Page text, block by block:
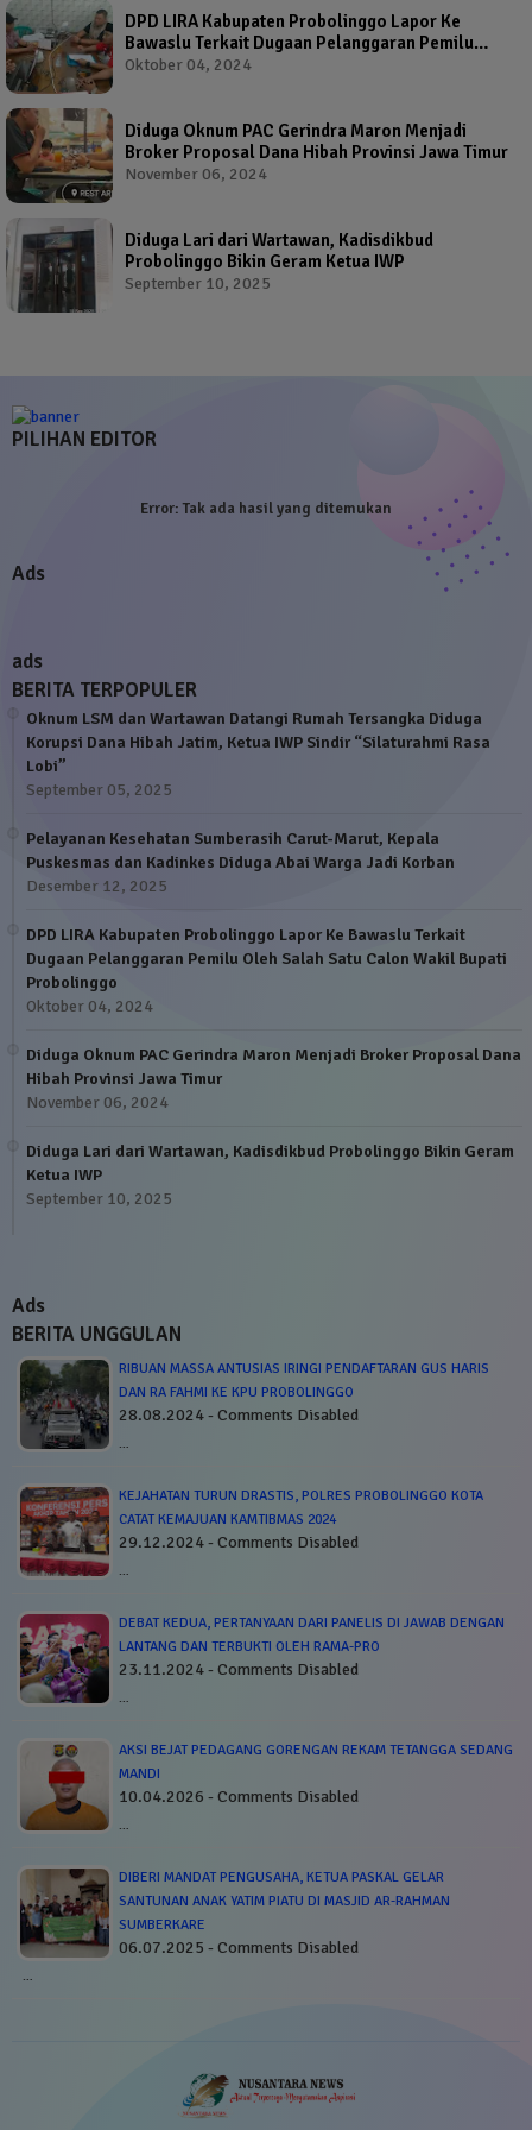
DPD LIRA Kabupaten Probolinggo Lapor Ke
Bawaslu Terkait Dugaan Pelanggaran Pemilu
Oleh Salah Satu Calon Wakil Bupati Probolinggo
Oktober 04, 2024
Diduga Oknum PAC Gerindra Maron Menjadi
Broker Proposal Dana Hibah Provinsi Jawa Timur
November 06, 2024
Diduga Lari dari Wartawan, Kadisdikbud
Probolinggo Bikin Geram Ketua IWP
September 10, 2025
PILIHAN EDITOR
Error:Tak ada hasil yang ditemukan
Ads
ads
BERITA TERPOPULER
Oknum LSM dan Wartawan Datangi Rumah Tersangka Diduga
Korupsi Dana Hibah Jatim, Ketua IWP Sindir “Silaturahmi Rasa
Lobi”
September 05, 2025
Pelayanan Kesehatan Sumberasih Carut-Marut, Kepala
Puskesmas dan Kadinkes Diduga Abai Warga Jadi Korban
Desember 12, 2025
DPD LIRA Kabupaten Probolinggo Lapor Ke Bawaslu Terkait
Dugaan Pelanggaran Pemilu Oleh Salah Satu Calon Wakil Bupati
Probolinggo
Oktober 04, 2024
Diduga Oknum PAC Gerindra Maron Menjadi Broker Proposal Dana
Hibah Provinsi Jawa Timur
November 06, 2024
Diduga Lari dari Wartawan, Kadisdikbud Probolinggo Bikin Geram
Ketua IWP
September 10, 2025
Ads
BERITA UNGGULAN
RIBUAN MASSA ANTUSIAS IRINGI PENDAFTARAN GUS HARIS
DAN RA FAHMI KE KPU PROBOLINGGO
28.08.2024 - Comments Disabled
…
KEJAHATAN TURUN DRASTIS, POLRES PROBOLINGGO KOTA
CATAT KEMAJUAN KAMTIBMAS 2024
29.12.2024 - Comments Disabled
…
DEBAT KEDUA, PERTANYAAN DARI PANELIS DI JAWAB DENGAN
LANTANG DAN TERBUKTI OLEH RAMA-PRO
23.11.2024 - Comments Disabled
…
AKSI BEJAT PEDAGANG GORENGAN REKAM TETANGGA SEDANG
MANDI
10.04.2026 - Comments Disabled
…
DIBERI MANDAT PENGUSAHA, KETUA PASKAL GELAR
SANTUNAN ANAK YATIM PIATU DI MASJID AR-RAHMAN
SUMBERKARE
06.07.2025 - Comments Disabled
…